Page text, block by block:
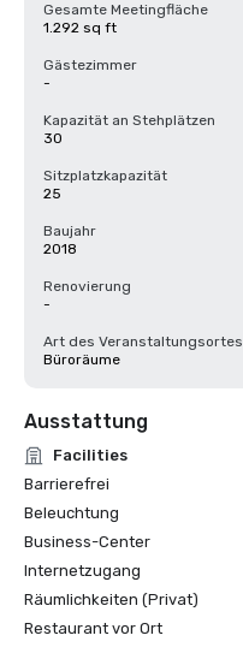
Gesamte Meetingfläche
1.292 sq ft
Gästezimmer
-
Kapazität an Stehplätzen
30
Sitzplatzkapazität
25
Baujahr
2018
Renovierung
-
Art des Veranstaltungsortes
Büroräume
Ausstattung
Facilities
Barrierefrei
Beleuchtung
Business-Center
Internetzugang
Räumlichkeiten (Privat)
Restaurant vor Ort